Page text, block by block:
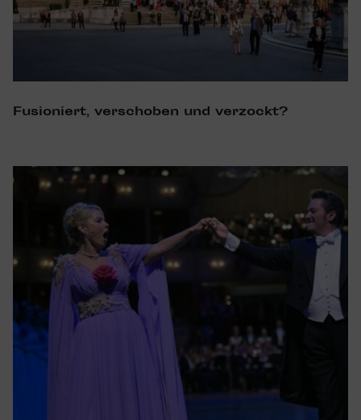
Fusio­niert, verschoben und verzockt?